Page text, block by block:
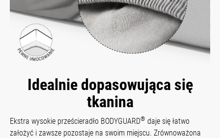
Idealnie dopasowująca się
tkanina
Ekstra wysokie prześcieradło BODYGUARD® daje się łatwo
założyć i zawsze pozostaje na swoim miejscu. Zrównoważona